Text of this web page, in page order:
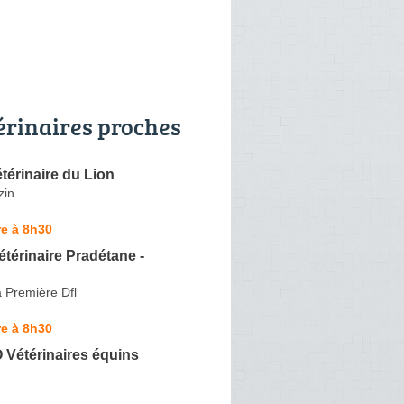
proches
du Lion
à 8h30
Pradétane -
Première Dfl
à 8h30
Vétérinaires équins